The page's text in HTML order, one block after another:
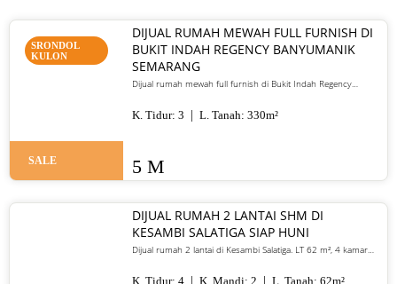
SRONDOL
KULON
SALE
DIJUAL RUMAH MEWAH FULL FURNISH DI
BUKIT INDAH REGENCY BANYUMANIK
SEMARANG
Dijual rumah mewah full furnish di Bukit Indah Regency
premium. Harga 5 M nego
K. Tidur: 3 L. Tanah: 330m²
5 M
DIJUAL RUMAH 2 LANTAI SHM DI
KESAMBI SALATIGA SIAP HUNI
Dijual rumah 2 lantai di Kesambi Salatiga. LT 62 m², 4 kamar
K. Tidur: 4 K. Mandi: 2 L. Tanah: 62m²